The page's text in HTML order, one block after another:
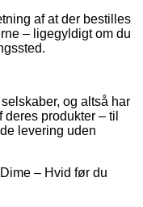
af at der bestilles
– ligegyldigt om du
og altså har
produkter – til
levering uden
– Hvid før du